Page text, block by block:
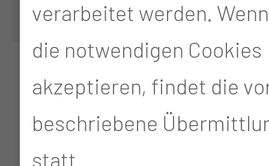
verarbeitet werden.
die notwendigen Cookies
akzeptieren, findet die
beschriebene
statt.